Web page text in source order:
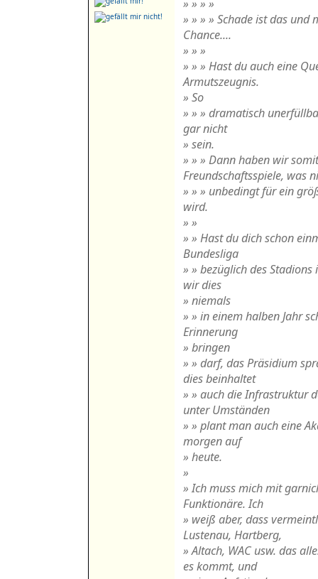
» » » »
» » » » Schade ist das und
Chance....
» » »
» » » Hast du auch eine
Armutszeugnis.
» So
» » » dramatisch
gar nicht
» sein.
» » » Dann haben wir
Freundschaftsspiele, was
» » » unbedingt für ein
wird.
» »
» » Hast du dich schon
Bundesliga
» » bezüglich des
wir dies
» niemals
» » in einem halben Jahr
Erinnerung
» bringen
» » darf, das Präsidium
dies beinhaltet
» » auch die Infrastruktur
unter Umständen
» » plant man auch eine
morgen auf
» heute.
»
» Ich muss mich mit
Funktionäre. Ich
» weiß aber, dass
Lustenau, Hartberg,
» Altach, WAC usw. das
es kommt, und